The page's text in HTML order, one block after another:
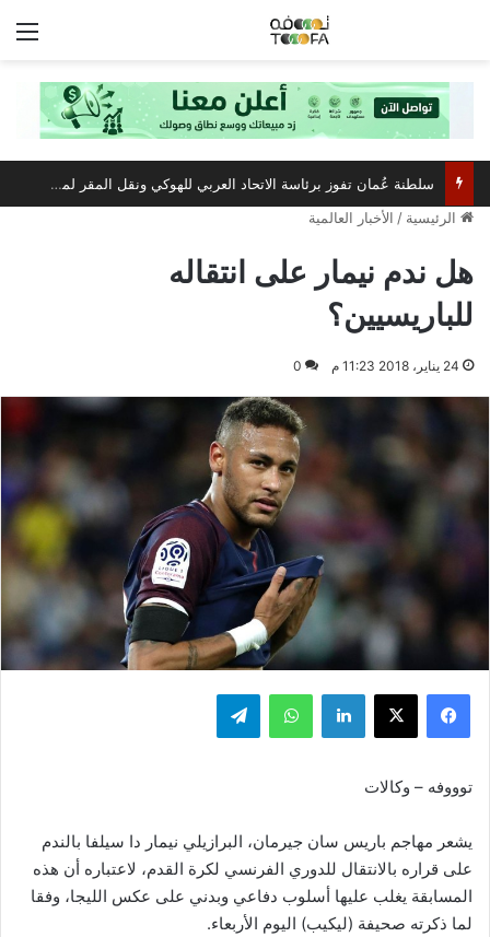
سلطنة عُمان تفوز برئاسة الاتحاد العربي للهوكي ونقل المقر لمسقط
الرئيسية / الأخبار العالمية
هل ندم نيمار على انتقاله
للباريسيين؟
24 يناير، 2018 11:23 م 0
فيسبوك ‫X لينكدإن واتساب تيلقرام
توووفه – وكالات
يشعر مهاجم باريس سان جيرمان، البرازيلي نيمار دا سيلفا بالندم
على قراره بالانتقال للدوري الفرنسي لكرة القدم، لاعتباره أن هذه
المسابقة يغلب عليها أسلوب دفاعي وبدني على عكس الليجا، وفقا
لما ذكرته صحيفة (ليكيب) اليوم الأربعاء.